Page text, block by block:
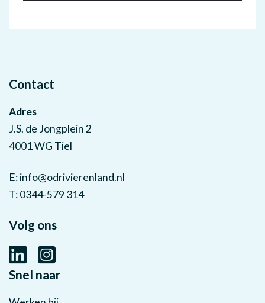
Contact
Adres
J.S. de Jongplein 2
4001 WG Tiel
E:info@odrivierenland.nl
T:0344-579 314
Volg ons
Snel naar